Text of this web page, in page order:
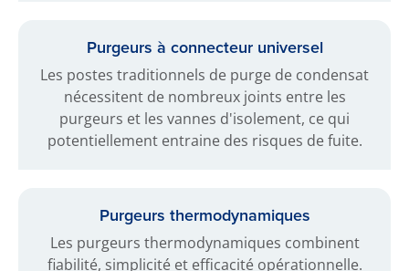
Purgeurs à connecteur universel
Les postes traditionnels de purge de condensat
nécessitent de nombreux joints entre les
purgeurs et les vannes d'isolement, ce qui
potentiellement entraine des risques de fuite.
Purgeurs thermodynamiques
Les purgeurs thermodynamiques combinent
fiabilité, simplicité et efficacité opérationnelle.